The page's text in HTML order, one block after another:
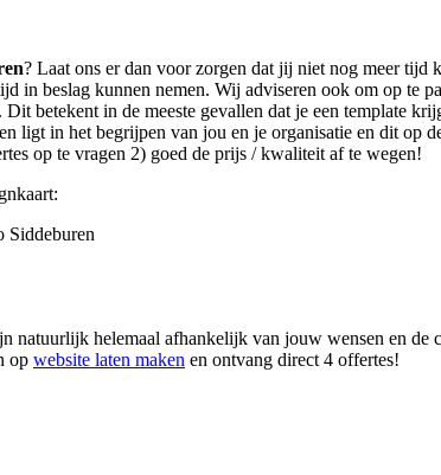
? Laat ons er dan voor zorgen dat jij niet nog meer tijd
in beslag kunnen nemen. Wij adviseren ook om op te
betekent in de meeste gevallen dat je een template
ligt in het begrijpen van jou en je organisatie en dit op
op te vragen 2) goed de prijs / kwaliteit af te wegen!
Siddeburen
natuurlijk helemaal afhankelijk van jouw wensen en
op website laten maken en ontvang direct 4 offertes!